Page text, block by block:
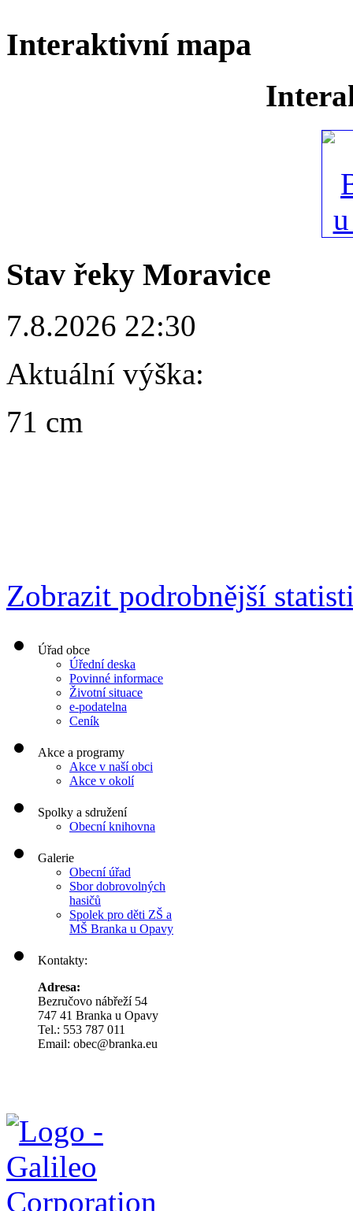
Interaktivní mapa
Stav řeky Moravice
7.8.2026 22:30
Aktuální výška:
71 cm
Zobrazit podrobnější
Úřad obce
Úřední deska
Povinné informace
Životní situace
e-podatelna
Ceník
Akce a programy
Akce v naší obci
Akce v okolí
Spolky a sdružení
Obecní knihovna
Galerie
Obecní úřad
Sbor dobrovolných
hasičů
Spolek pro děti ZŠ a
MŠ Branka u Opavy
Kontakty:
Adresa:
Bezručovo nábřeží 54
747 41 Branka u Opavy
Tel.: 553 787 011
Email: obec@branka.eu